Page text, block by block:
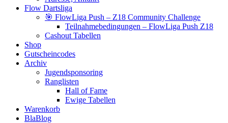
Flow Dartsliga
🎯 FlowLiga Push – Z18 Community Challenge
Teilnahmebedingungen – FlowLiga Push Z18
Cashout Tabellen
Shop
Gutscheincodes
Archiv
Jugendsponsoring
Ranglisten
Hall of Fame
Ewige Tabellen
Warenkorb
BlaBlog